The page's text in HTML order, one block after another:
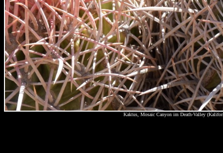
Kaktus, Mosaic Canyon im Death-Valley